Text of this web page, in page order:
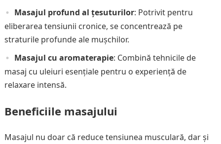
Masajul profund al țesuturilor: Potrivit pentru
eliberarea tensiunii cronice, se concentrează pe
straturile profunde ale mușchilor.
Masajul cu aromaterapie: Combină tehnicile de
masaj cu uleiuri esențiale pentru o experiență de
relaxare intensă.
Beneficiile masajului
Masajul nu doar că reduce tensiunea musculară, dar și